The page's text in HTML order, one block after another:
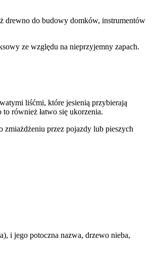
drewno do budowy domków, instrumentów
ze względu na nieprzyjemny zapach.
liśćmi, które jesienią przybierają
również łatwo się ukorzenia.
zmiażdżeniu przez pojazdy lub pieszych
i jego potoczna nazwa, drzewo nieba,